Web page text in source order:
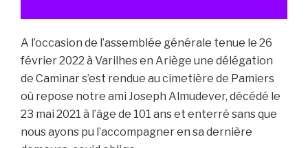
A l’occasion de l’assemblée générale tenue le 26
février 2022 à Varilhes en Ariège une délégation
de Caminar s’est rendue au cimetière de Pamiers
où repose notre ami Joseph Almudever, décédé le
23 mai 2021 à l’âge de 101 ans et enterré sans que
nous ayons pu l’accompagner en sa dernière